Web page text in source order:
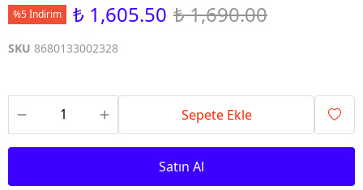
%5 İndirim ₺ 1,605.50 ₺ 1,690.00
SKU 8680133002328
Sepete Ekle
Satın Al